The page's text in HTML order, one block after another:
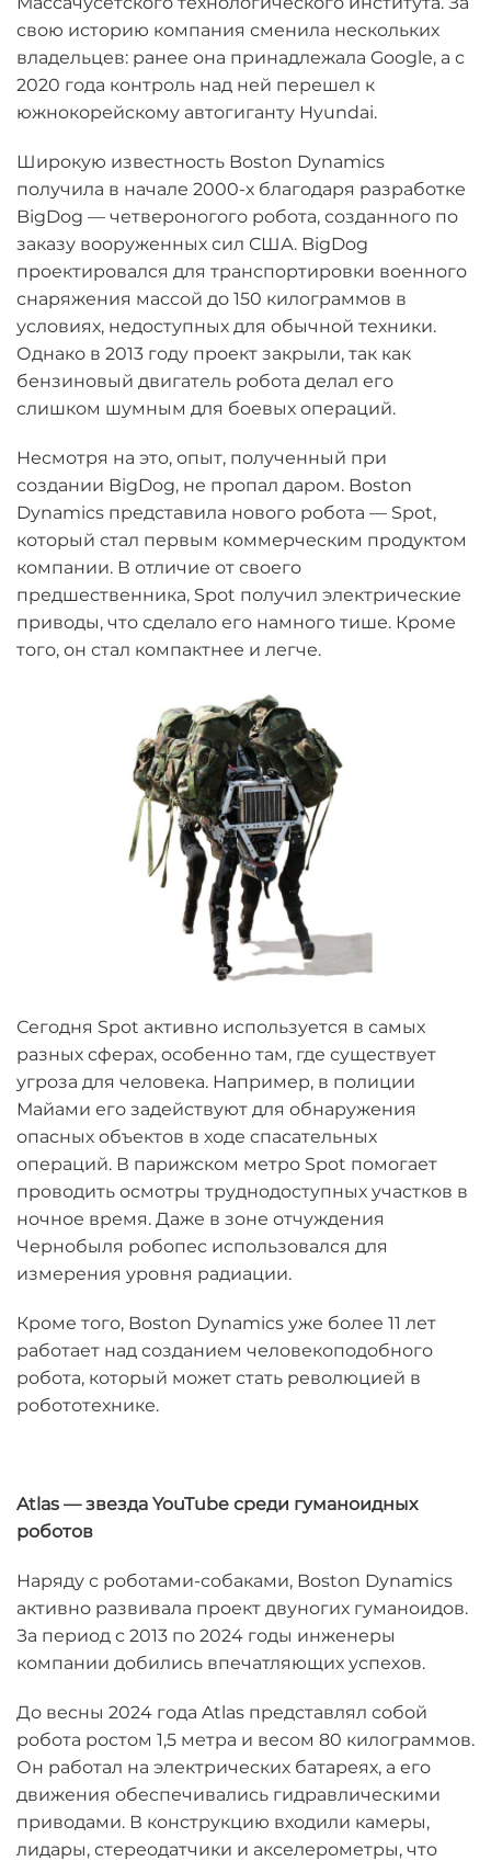
свою историю компания сменила нескольких
владельцев: ранее она принадлежала Google, а с
2020 года контроль над ней перешел к
южнокорейскому автогиганту Hyundai.
Широкую известность Boston Dynamics
получила в начале 2000-х благодаря разработке
BigDog — четвероногого робота, созданного по
заказу вооруженных сил США. BigDog
проектировался для транспортировки военного
снаряжения массой до 150 килограммов в
условиях, недоступных для обычной техники.
Однако в 2013 году проект закрыли, так как
бензиновый двигатель робота делал его
слишком шумным для боевых операций.
Несмотря на это, опыт, полученный при
создании BigDog, не пропал даром. Boston
Dynamics представила нового робота — Spot,
который стал первым коммерческим продуктом
компании. В отличие от своего
предшественника, Spot получил электрические
приводы, что сделало его намного тише. Кроме
того, он стал компактнее и легче.
Сегодня Spot активно используется в самых
разных сферах, особенно там, где существует
угроза для человека. Например, в полиции
Майами его задействуют для обнаружения
опасных объектов в ходе спасательных
операций. В парижском метро Spot помогает
проводить осмотры труднодоступных участков в
ночное время. Даже в зоне отчуждения
Чернобыля робопес использовался для
измерения уровня радиации.
Кроме того, Boston Dynamics уже более 11 лет
работает над созданием человекоподобного
робота, который может стать революцией в
робототехнике.
Atlas — звезда YouTube среди гуманоидных
роботов
Наряду с роботами-собаками, Boston Dynamics
активно развивала проект двуногих гуманоидов.
За период с 2013 по 2024 годы инженеры
компании добились впечатляющих успехов.
До весны 2024 года Atlas представлял собой
робота ростом 1,5 метра и весом 80 килограммов.
Он работал на электрических батареях, а его
движения обеспечивались гидравлическими
приводами. В конструкцию входили камеры,
лидары, стереодатчики и акселерометры, что